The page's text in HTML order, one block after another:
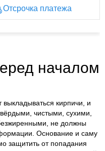
Отсрочка платежа
началом
кирпичи, и
чистыми, сухими,
не должны
Основание и саму
защитить от попадания